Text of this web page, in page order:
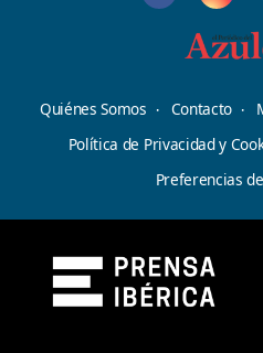
Quiénes Somos Contacto
Política de Privacidad y
Preferencias